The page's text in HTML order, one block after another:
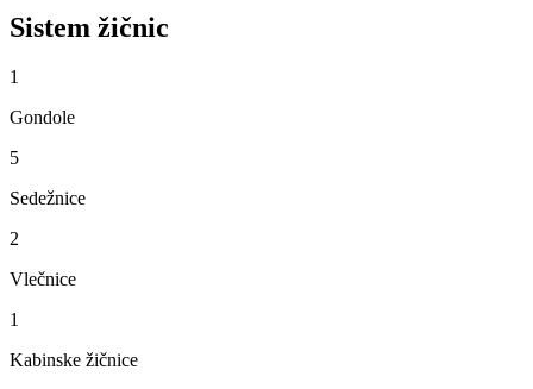
Sistem žičnic
1
Gondole
5
Sedežnice
2
Vlečnice
1
Kabinske žičnice